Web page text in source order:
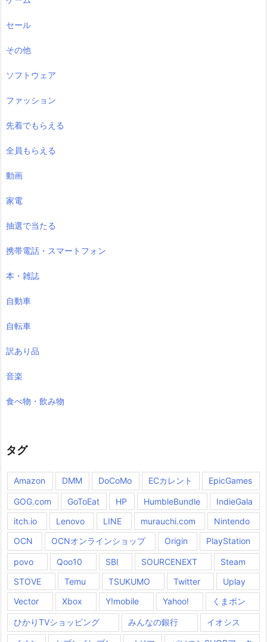
セール
その他
ソフトウェア
ファッション
先着でもらえる
全員もらえる
動画
家電
抽選で当たる
携帯電話・スマートフォン
本・雑誌
自動車
自転車
訳あり品
音楽
食べ物・飲み物
タグ
Amazon DMM DoCoMo ECカレント EpicGames
GOG.com GoToEat HP HumbleBundle
IndieGala
itch.io
Lenovo LINE murauchi.com
Nintendo
OCN
OCNオンラインショップ Origin PlayStation
povo Qoo10 SBI SOURCENEXT
Steam
STOVE
Temu TSUKUMO Twitter
Uplay
Vector
Xbox Y!mobile Yahoo! くまポン
ひかりTVショッピング みんなの銀行 イオシス